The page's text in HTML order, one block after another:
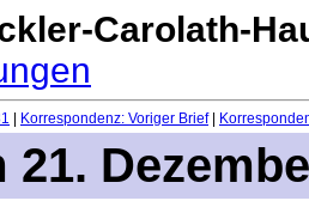
Carolath-
Korrespondenz: Voriger Brief|